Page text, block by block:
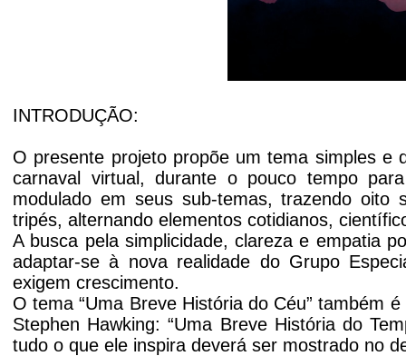
INTRODUÇÃO:
O presente projeto propõe um tema simples e
carnaval virtual, durante o pouco tempo
modulado em seus sub-temas, trazendo oito
tripés, alternando elementos cotidianos,
A busca pela simplicidade, clareza e empatia
adaptar-se à nova realidade do Grupo
exigem crescimento.
O tema “Uma Breve História do Céu” também
Stephen Hawking: “Uma Breve História do
tudo o que ele inspira deverá ser mostrado no